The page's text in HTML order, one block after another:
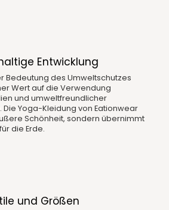
Entwicklung
Bedeutung des Umweltschutzes
Wert auf die Verwendung
und umweltfreundlicher
Yoga-Kleidung von Eationwear
Schönheit, sondern übernimmt
die Erde.
und Größen